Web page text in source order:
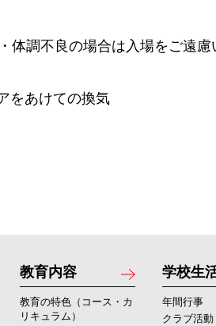
体調不良の場合は入場をご遠慮
をあけての換気
教育内容
教育の特色（コース・カ
リキュラム）
学校生
年間行事
クラブ活